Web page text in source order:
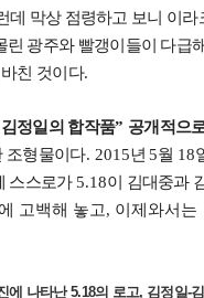
데 막상 점령하고 보니 이
린 광주와 빨갱이들이 다급
친 것이다.
정일의 합작품” 공개적으
조형물이다. 2015년5월 18
스스로가5.18이 김대중과
고백해 놓고, 이제와서
에 나타난 5.18의 로고, 김정일-